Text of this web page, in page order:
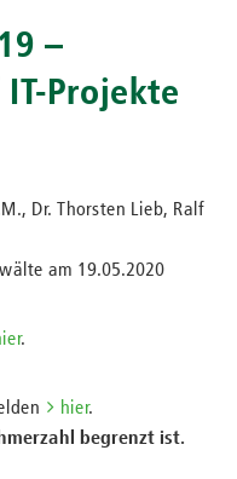
–
Projekte
Dr. Thorsten Lieb, Ralf
am 19.05.2020
.
hier.
begrenzt ist.